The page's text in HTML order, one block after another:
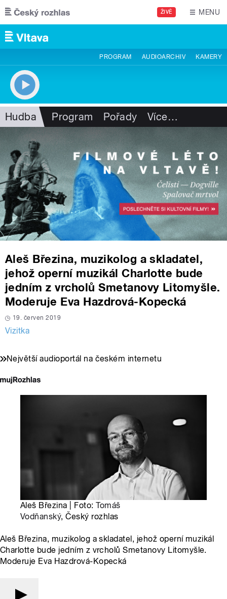
Přejít k hlavnímu obsahu
ŽIVĚ MENU
PROGRAM AUDIOARCHIV KAMERY
Hudba Program Pořady Více…
Aleš Březina, muzikolog a skladatel,
jehož operní muzikál Charlotte bude
jedním z vrcholů Smetanovy Litomyšle.
Moderuje Eva Hazdrová-Kopecká
19. červen 2019
Vizitka
Největší audioportál na českém internetu
Aleš Březina | Foto:Tomáš
Vodňanský, Český rozhlas
Aleš Březina, muzikolog a skladatel, jehož operní muzikál
Charlotte bude jedním z vrcholů Smetanovy Litomyšle.
Moderuje Eva Hazdrová-Kopecká